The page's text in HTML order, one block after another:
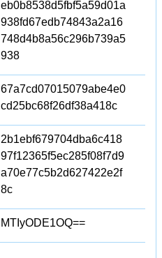
eb0b8538d5fbf5a59d01a
938fd67edb74843a2a16
748d4b8a56c296b739a5
938
67a7cd07015079abe4e0
cd25bc68f26df38a418c
2b1ebf679704dba6c418
97f12365f5ec285f08f7d9
a70e77c5b2d627422e2f
8c
MTIyODE1OQ==